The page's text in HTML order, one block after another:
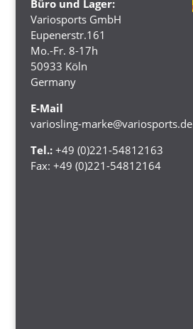
Büro und Lager:
Variosports GmbH
Eupenerstr.161
Mo.-Fr. 8-17h
50933 Köln
Germany
E-Mail
variosling-marke@variosports.de
Tel.: +49 (0)221-54812163
Fax: +49 (0)221-54812164